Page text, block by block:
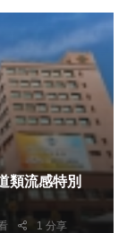
類流感特別
1 分享